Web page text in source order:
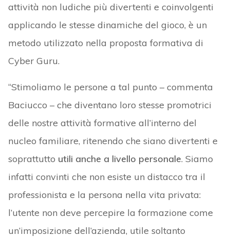
attività non ludiche più divertenti e coinvolgenti
applicando le stesse dinamiche del gioco, è un
metodo utilizzato nella proposta formativa di
Cyber Guru.
“Stimoliamo le persone a tal punto – commenta
Baciucco – che diventano loro stesse promotrici
delle nostre attività formative all’interno del
nucleo familiare, ritenendo che siano divertenti e
soprattutto utili anche a livello personale. Siamo
infatti convinti che non esiste un distacco tra il
professionista e la persona nella vita privata:
l’utente non deve percepire la formazione come
un’imposizione dell’azienda, utile soltanto